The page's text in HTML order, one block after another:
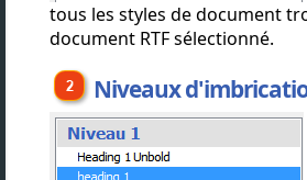
tous les styles de document
document RTF sélectionné.
Niveaux